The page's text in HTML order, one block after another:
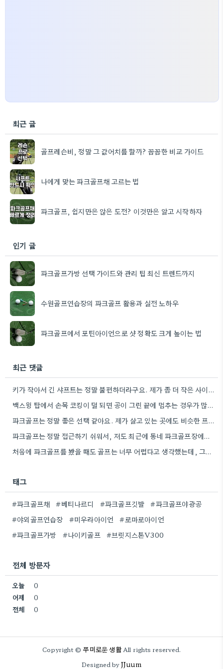
최근 글
골프레슨비, 정말 그 값어치를 할까? 꼼꼼한 비교 가이드
나에게 맞는 파크골프채 고르는 법
파크골프, 쉽지만은 않은 도전? 이것만은 알고 시작하자
인기 글
파크골프가방 선택 가이드와 관리 팁 최신 트렌드까지
수원골프연습장의 파크골프 활용과 실전 노하우
파크골프에서 포틴아이언으로 샷 정확도 크게 높이는 법
최근 댓글
키가 작아서 긴 샤프트는 정말 불편하더라구요. 제가 좀 더 작은 사이즈를 찾아봐야겠어요.
백스윙 탑에서 손목 코킹이 덜 되면 공이 그린 끝에 멈추는 경우가 많더라고요. 숏게임의 핵심은 정확한…
파크골프는 정말 좋은 선택 같아요. 제가 살고 있는 곳에도 비슷한 프로그램이 있으면 좋겠어요.
파크골프는 정말 접근하기 쉬워서, 저도 최근에 동네 파크골프장에서 한 번 해봤어요. 처음에는 좀 어색했지만, 다들…
처음에 파크골프를 봤을 때도 골프는 너무 어렵다고 생각했는데, 그렇게 접근하기 쉬운 운동이 있었다니 신기하네요.
태그
#파크골프채 #베티나르디 #파크골프깃발
#파크골프야광공
#야외골프연습장
#미우라아이언
#로마로아이언
#파크골프가방
#나이키골프 #브릿지스톤V300
전체 방문자
오늘
0
어제
0
전체
0
Copyright ©쭈미로운 생활All rights reserved.
Designed byJJuum